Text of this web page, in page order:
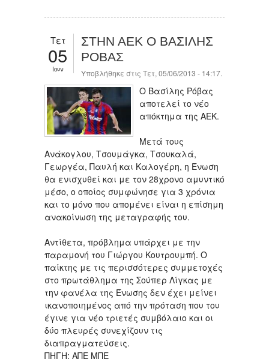
Τετ
05
Ιουν
ΣΤΗΝ ΑΕΚ Ο ΒΑΣΙΛΗΣ
ΡΟΒΑΣ
Υποβλήθηκε στις Τετ, 05/06/2013 - 14:17.
Ο Βασίλης Ρόβας
αποτελεί το νέο
απόκτημα της ΑΕΚ.
Μετά τους
Ανάκογλου, Τσουμάγκα, Τσουκαλά,
Γεωργέα, Παυλή και Καλογέρη, η Ένωση
θα ενισχυθεί και με τον 28χρονο αμυντικό
μέσο, ο οποίος συμφώνησε για 3 χρόνια
και το μόνο που απομένει είναι η επίσημη
ανακοίνωση της μεταγραφής του.
Αντίθετα, πρόβλημα υπάρχει με την
παραμονή του Γιώργου Κουτρουμπή. Ο
παίκτης με τις περισσότερες συμμετοχές
στο πρωτάθλημα της Σούπερ Λίγκας με
την φανέλα της Ένωσης δεν έχει μείνει
ικανοποιημένος από την πρόταση που του
έγινε για νέο τριετές συμβόλαιο και οι
δύο πλευρές συνεχίζουν τις
διαπραγματεύσεις.
ΠΗΓΗ: ΑΠΕ ΜΠΕ